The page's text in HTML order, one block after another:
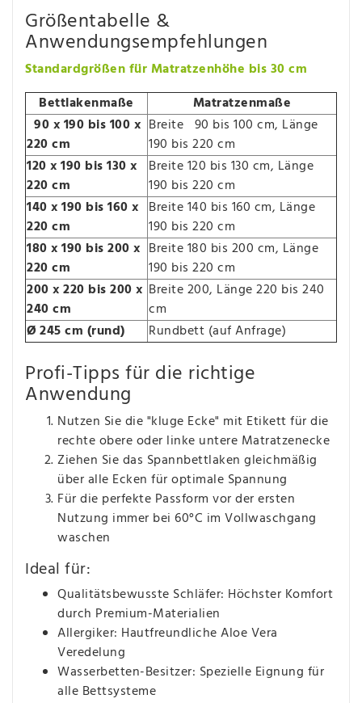
Größentabelle &
Anwendungsempfehlungen
Standardgrößen für Matratzenhöhe bis 30 cm
Bettlakenmaße
Matratzenmaße
90 x 190 bis 100 x
220 cm
Breite 90 bis 100 cm, Länge
190 bis 220 cm
120 x 190 bis 130 x
220 cm
Breite 120 bis 130 cm, Länge
190 bis 220 cm
140 x 190 bis 160 x
220 cm
Breite 140 bis 160 cm, Länge
190 bis 220 cm
180 x 190 bis 200 x
220 cm
Breite 180 bis 200 cm, Länge
190 bis 220 cm
200 x 220 bis 200 x
240 cm
Breite 200, Länge 220 bis 240
cm
Ø 245 cm (rund)
Rundbett (auf Anfrage)
Profi-Tipps für die richtige
Anwendung
Nutzen Sie die "kluge Ecke" mit Etikett für die
rechte obere oder linke untere Matratzenecke
Ziehen Sie das Spannbettlaken gleichmäßig
über alle Ecken für optimale Spannung
Für die perfekte Passform vor der ersten
Nutzung immer bei 60°C im Vollwaschgang
waschen
Ideal für:
Qualitätsbewusste Schläfer: Höchster Komfort
durch Premium-Materialien
Allergiker: Hautfreundliche Aloe Vera
Veredelung
Wasserbetten-Besitzer: Spezielle Eignung für
alle Bettsysteme